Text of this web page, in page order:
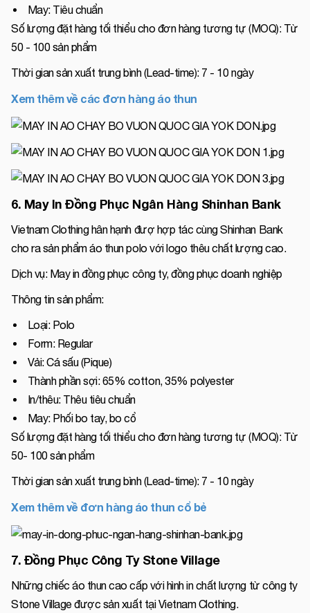
May: Tiêu chuẩn
Số lượng đặt hàng tối thiểu cho đơn hàng tương tự (MOQ): Từ
50 - 100 sản phẩm
Thời gian sản xuất trung bình (Lead-time): 7 - 10 ngày
Xem thêm về các đơn hàng áo thun
6. May In Đồng Phục Ngân Hàng Shinhan Bank
Vietnam Clothing hân hạnh đượ hợp tác cùng Shinhan Bank
cho ra sản phẩm áo thun polo với logo thêu chất lượng cao.
Dịch vụ: May in đồng phục công ty, đồng phục doanh nghiệp
Thông tin sản phẩm:
Loại: Polo
Form: Regular
Vải: Cá sấu (Pique)
Thành phần sợi: 65% cotton, 35% polyester
In/thêu: Thêu tiêu chuẩn
May: Phối bo tay, bo cổ
Số lượng đặt hàng tối thiểu cho đơn hàng tương tự (MOQ): Từ
50- 100 sản phẩm
Thời gian sản xuất trung bình (Lead-time): 7 - 10 ngày
Xem thêm về đơn hàng áo thun cổ bẻ
7. Đồng Phục Công Ty Stone Village
Những chiếc áo thun cao cấp với hình in chất lượng từ công ty
Stone Village được sản xuất tại Vietnam Clothing.